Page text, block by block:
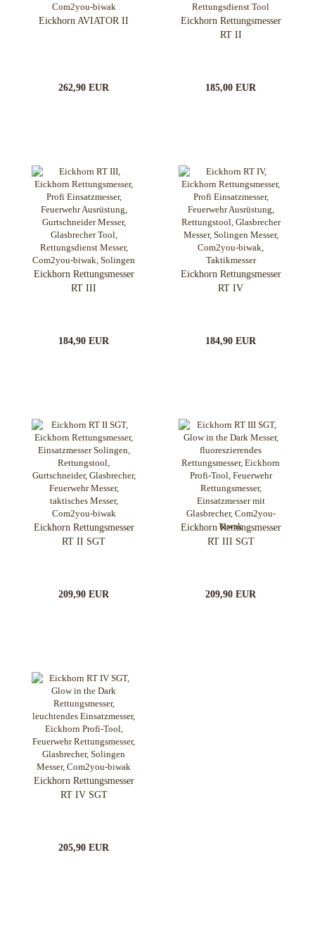
Eickhorn AVIATOR II
262,90 EUR
Eickhorn Rettungsmesser
RT II
185,00 EUR
Eickhorn Rettungsmesser
RT III
184,90 EUR
Eickhorn Rettungsmesser
RT IV
184,90 EUR
Eickhorn Rettungsmesser
RT II SGT
209,90 EUR
Eickhorn Rettungsmesser
RT III SGT
209,90 EUR
Eickhorn Rettungsmesser
RT IV SGT
205,90 EUR